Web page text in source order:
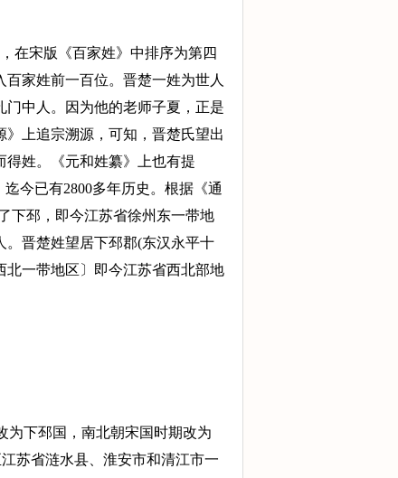
在宋版《百家姓》中排序为第四
家姓前一百位。晋楚一姓为世人
中人。因为他的老师子夏，正是
上追宗溯源，可知，晋楚氏望出
姓。《元和姓纂》上也有提
今已有2800多年历史。根据《通
下邳，即今江苏省徐州东一带地
晋楚姓望居下邳郡(东汉永平十
北一带地区〕即今江苏省西北部地
为下邳国，南北朝宋国时期改为
苏省涟水县、淮安市和清江市一